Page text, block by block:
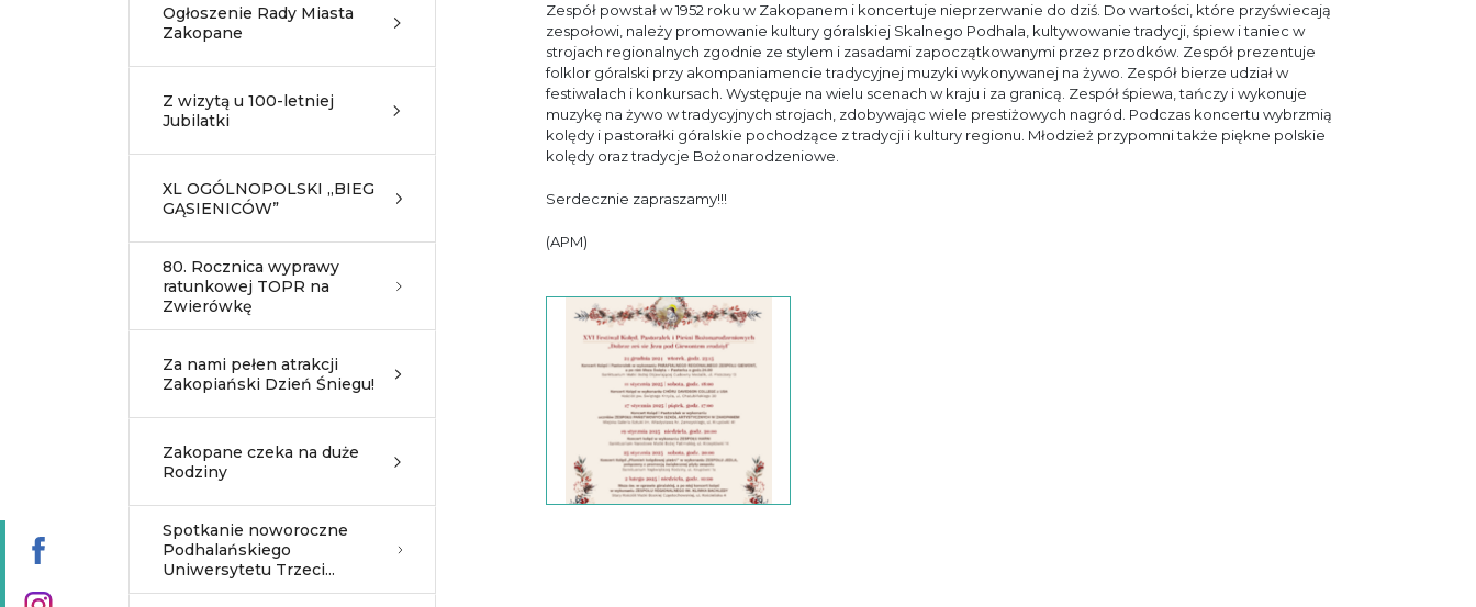
Ogłoszenie Rady Miasta
Zakopane
Z wizytą u 100-letniej
Jubilatki
XL OGÓLNOPOLSKI „BIEG
GĄSIENICÓW”
80. Rocznica wyprawy
ratunkowej TOPR na
Zwierówkę
Za nami pełen atrakcji
Zakopiański Dzień Śniegu!
Zakopane czeka na duże
Rodziny
Spotkanie noworoczne
Podhalańskiego
Uniwersytetu Trzeci...
Zespół powstał w 1952 roku w Zakopanem i koncertuje nieprzerwanie do dziś. Do wartości, które przyświecają
zespołowi, należy promowanie kultury góralskiej Skalnego Podhala, kultywowanie tradycji, śpiew i taniec w
strojach regionalnych zgodnie ze stylem i zasadami zapoczątkowanymi przez przodków. Zespół prezentuje
folklor góralski przy akompaniamencie tradycyjnej muzyki wykonywanej na żywo. Zespół bierze udział w
festiwalach i konkursach. Występuje na wielu scenach w kraju i za granicą. Zespół śpiewa, tańczy i wykonuje
muzykę na żywo w tradycyjnych strojach, zdobywając wiele prestiżowych nagród. Podczas koncertu wybrzmią
kolędy i pastorałki góralskie pochodzące z tradycji i kultury regionu. Młodzież przypomni także piękne polskie
kolędy oraz tradycje Bożonarodzeniowe.
Serdecznie zapraszamy!!!
(APM)